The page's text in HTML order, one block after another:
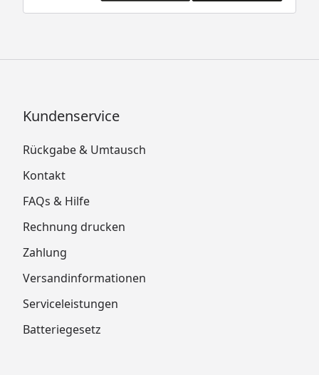
Kundenservice
Rückgabe & Umtausch
Kontakt
FAQs & Hilfe
Rechnung drucken
Zahlung
Versandinformationen
Serviceleistungen
Batteriegesetz